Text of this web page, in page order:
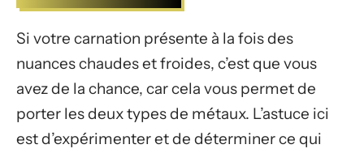
Si votre carnation présente à la fois des
nuances chaudes et froides, c’est que vous
avez de la chance, car cela vous permet de
porter les deux types de métaux. L’astuce ici
est d’expérimenter et de déterminer ce qui